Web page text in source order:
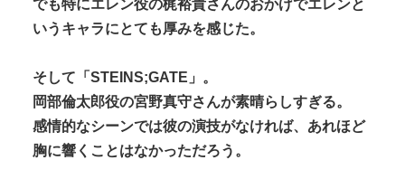
でも特にエレン役の梶裕貴さんのおかげでエレンと
いうキャラにとても厚みを感じた。
そして「STEINS;GATE」。
岡部倫太郎役の宮野真守さんが素晴らしすぎる。
感情的なシーンでは彼の演技がなければ、あれほど
胸に響くことはなかっただろう。